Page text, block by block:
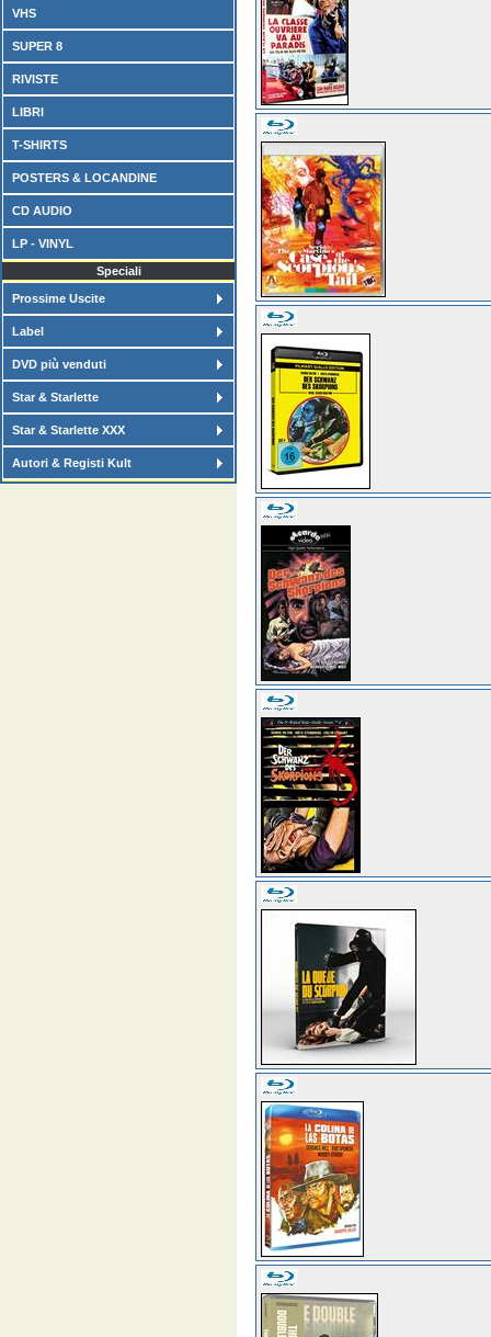
VHS
SUPER 8
RIVISTE
LIBRI
T-SHIRTS
POSTERS & LOCANDINE
CD AUDIO
LP - VINYL
Speciali
Prossime Uscite
Label
DVD più venduti
Star & Starlette
Star & Starlette XXX
Autori & Registi Kult